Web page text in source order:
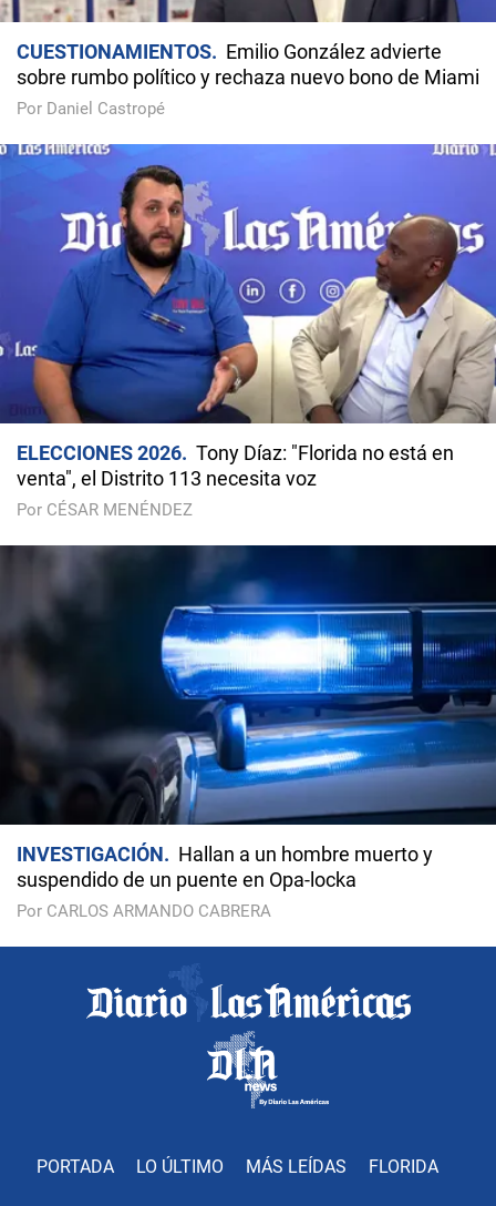
CUESTIONAMIENTOS
Emilio González advierte
sobre rumbo político y rechaza nuevo bono de Miami
Por Daniel Castropé
ELECCIONES 2026
Tony Díaz: "Florida no está en
venta", el Distrito 113 necesita voz
Por CÉSAR MENÉNDEZ
INVESTIGACIÓN
Hallan a un hombre muerto y
suspendido de un puente en Opa-locka
Por CARLOS ARMANDO CABRERA
PORTADA LO ÚLTIMO MÁS LEÍDAS FLORIDA